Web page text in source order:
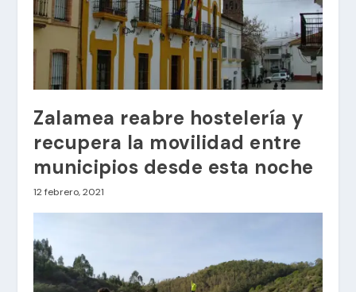
Zalamea reabre hostelería y
recupera la movilidad entre
municipios desde esta noche
12 febrero, 2021